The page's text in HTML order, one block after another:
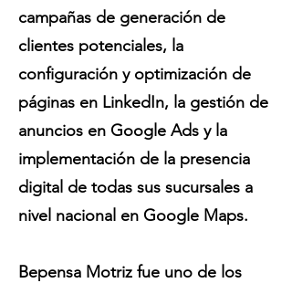
campañas de generación de
clientes potenciales, la
configuración y optimización de
páginas en LinkedIn, la gestión de
anuncios en Google Ads y la
implementación de la presencia
digital de todas sus sucursales a
nivel nacional en Google Maps.
Bepensa Motriz fue uno de los